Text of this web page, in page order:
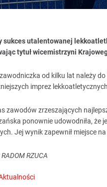
sukces utalentowanej
tytuł wicemistrzyni
od kilku lat należy
imprez
zawodów zrzeszających
ponownie udowodniła, że
Jej wynik zapewnił miejsce
RZUCA